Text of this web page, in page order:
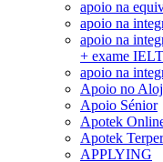
apoio na
apoio na
apoio na
+ exame
apoio na
Apoio no
Apoio Sénior
Apotek
Apotek
APPLYING